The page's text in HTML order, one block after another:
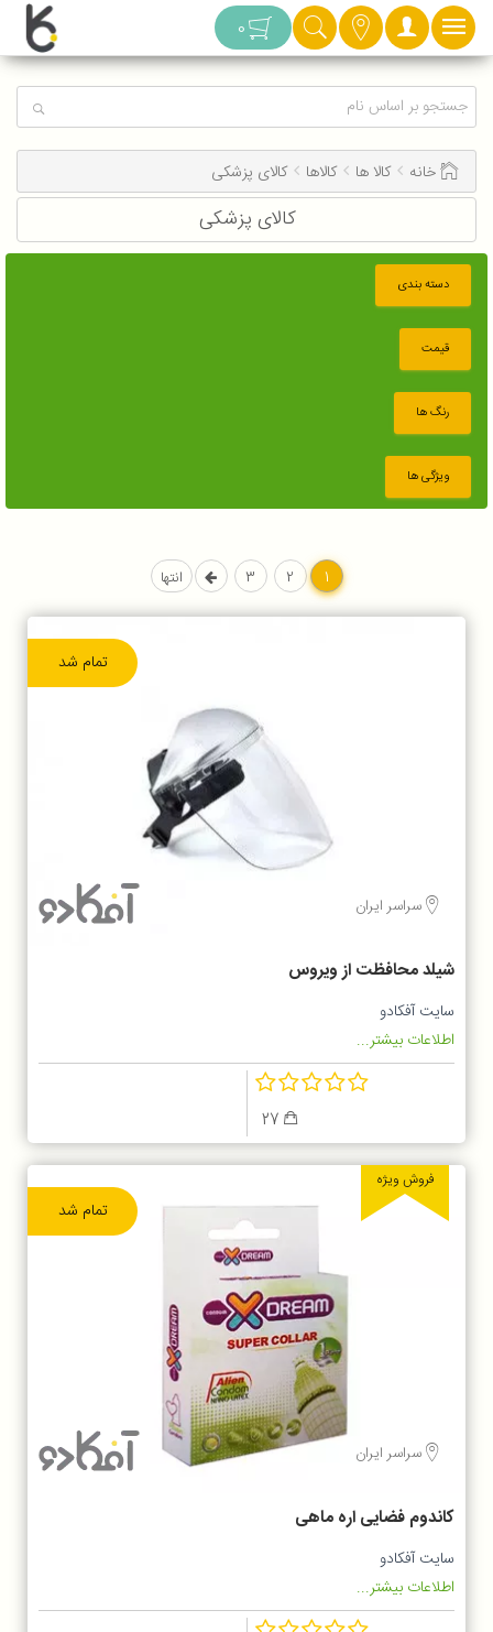
دسته بندی 0
خانه کالا ها کالاها کالای پزشکی
کالای پزشکی
دسته بندی
قیمت
رنگ ها
ویژگی ها
2
3 انتها
تمام شد
سراسر ایران
شیلد محافظت از ویروس
سایت آفکادو
اطلاعات بیشتر...
27
تمام شد
فروش ویژه
سراسر ایران
کاندوم فضایی اره ماهی
سایت آفکادو
اطلاعات بیشتر...